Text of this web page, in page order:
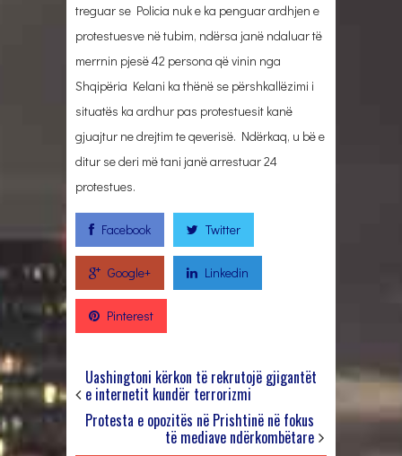
treguar se Policia nuk e ka penguar ardhjen e
protestuesve në tubim, ndërsa janë ndaluar të
merrnin pjesë 42 persona që vinin nga
Shqipëria Kelani ka thënë se përshkallëzimi i
situatës ka ardhur pas protestuesit kanë
gjuajtur ne drejtim te qeverisë. Ndërkaq, u bë e
ditur se deri më tani janë arrestuar 24
protestues.
Facebook Twitter
Google+ Linkedin
Pinterest
Uashingtoni kërkon të rekrutojë gjigantët
e internetit kundër terrorizmi
Protesta e opozitës në Prishtinë në fokus
të mediave ndërkombëtare